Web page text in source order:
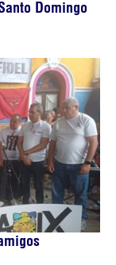
Domingo